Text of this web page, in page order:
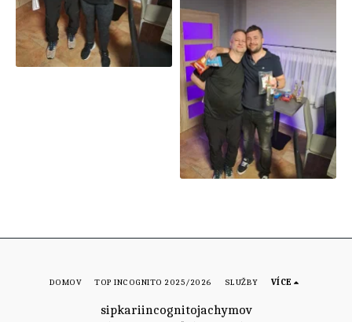
sipkariincognitojachymov
DOMOV TOP INCOGNITO 2025/2026 SLUŽBY VÍCE